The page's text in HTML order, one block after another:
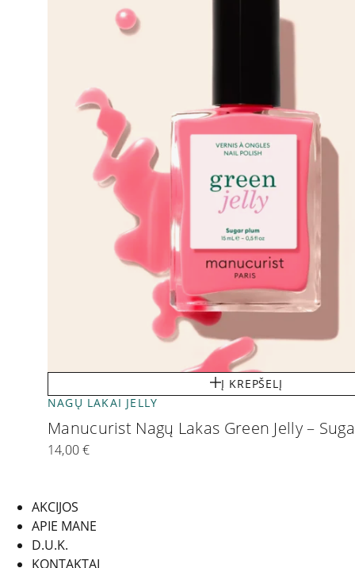
Į KREPŠELĮ
NAGŲ LAKAI JELLY
Manucurist Nagų Lakas Green Jelly –
14,00€
AKCIJOS
APIE MANE
D.U.K.
KONTAKTAI